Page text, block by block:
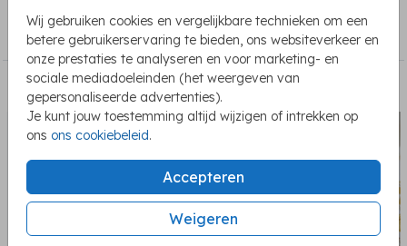
Wij gebruiken cookies en vergelijkbare technieken om een
betere gebruikerservaring te bieden, ons websiteverkeer en
onze prestaties te analyseren en voor marketing- en
sociale mediadoeleinden (het weergeven van
gepersonaliseerde advertenties).
Je kunt jouw toestemming altijd wijzigen of intrekken op
ons ons cookiebeleid.
Accepteren
Weigeren
Kies dan dit mooie kaartje.
Geboortekaartjes met folie
PASSEND BIJ DE KAART